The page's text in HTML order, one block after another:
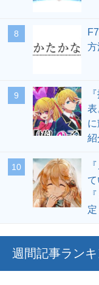
方
表
紹
定
週間記事ラン